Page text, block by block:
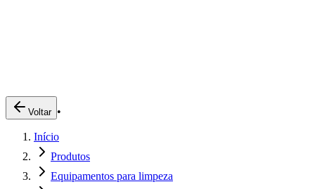
Pedidos Online
Trabalhe Conosco
Voltar •
Início
Produtos
Equipamentos para limpeza